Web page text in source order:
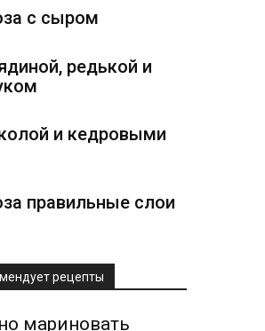
с сыром
редькой и
и кедровыми
правильные слои
рецепты
мариновать